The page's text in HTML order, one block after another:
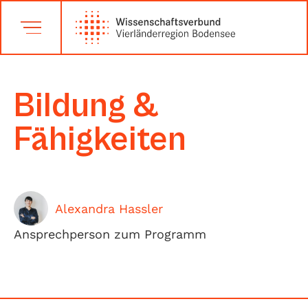
Bildung &
Fähigkeiten
Alexandra Hassler
Ansprechperson zum Programm